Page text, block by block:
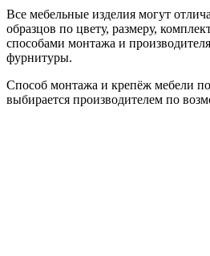
Все мебельные изделия могут
образцов по цвету, размеру,
способами монтажа и
фурнитуры.
Способ монтажа и крепёж мебели
выбирается производителем по